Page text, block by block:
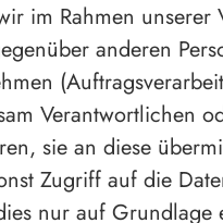
im Rahmen unserer
anderen
Verantwortlichen
sie an diese
Zugriff auf die
nur auf Grundlage